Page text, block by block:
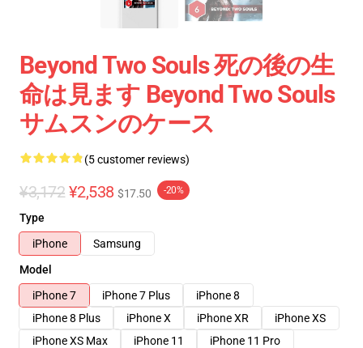
Beyond Two Souls 死の後の生
命は見ます Beyond Two Souls
サムスンのケース
(5 customer reviews)
¥3,172 ¥2,538 $17.50 -20%
Type
iPhone
Samsung
Model
iPhone 7
iPhone 7 Plus
iPhone 8
iPhone 8 Plus
iPhone X iPhone XR
iPhone XS
iPhone XS Max
iPhone 11
iPhone 11 Pro